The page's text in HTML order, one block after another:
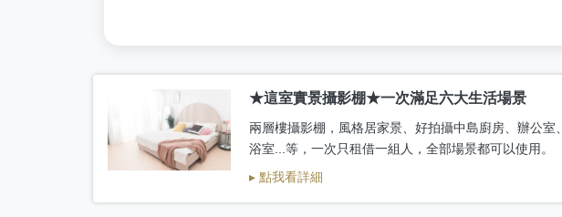
★這室實景攝影棚★一次滿足六大生活場景
兩層樓攝影棚，風格居家景、好拍攝中島廚房、辦公室、
浴室...等，一次只租借一組人，全部場景都可以使用。
▸ 點我看詳細